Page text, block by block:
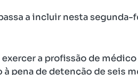
a incluir nesta
exercer a profissão de
pena de detenção de seis